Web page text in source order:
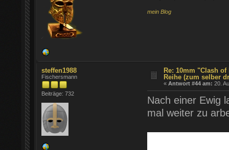
mein Blog
steffen1988
Fischersmann
Beiträge: 732
Re: 10mm "Clash
Reihe (zum selber
«Antwort #44 am: 20.
Nach einer Ewig
mal weiter zu